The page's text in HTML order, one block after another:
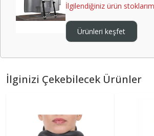
İlgilendiğiniz ürün
Ürünleri keşfet
İlginizi Çekebilecek Ürünler